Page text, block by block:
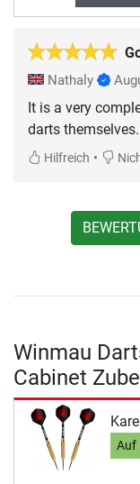
Nathaly
It is a very
darts
Hilfreich •
Winmau
Cabinet
Auf